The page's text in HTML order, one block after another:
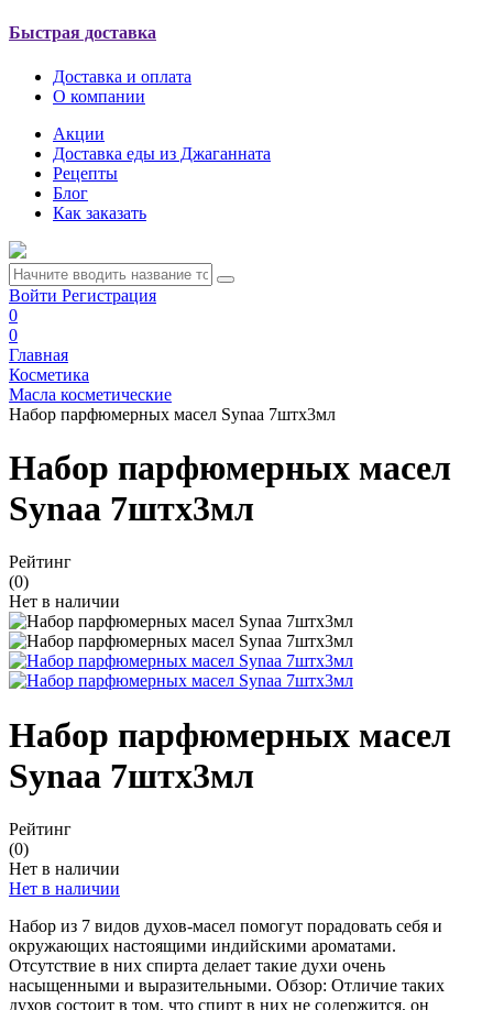
Быстрая доставка
Доставка и оплата
О компании
Акции
Доставка еды из Джаганната
Рецепты
Блог
Как заказать
Войти Регистрация
0
0
Главная
Косметика
Масла косметические
Набор парфюмерных масел Synaa 7штх3мл
Набор парфюмерных масел
Synaa 7штх3мл
Рейтинг
(0)
Нет в наличии
Набор парфюмерных масел
Synaa 7штх3мл
Рейтинг
(0)
Нет в наличии
Нет в наличии
Набор из 7 видов духов-масел помогут порадовать себя и
окружающих настоящими индийскими ароматами.
Отсутствие в них спирта делает такие духи очень
насыщенными и выразительными. Обзор: Отличие таких
духов состоит в том, что спирт в них не содержится, он